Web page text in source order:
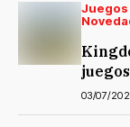
Juegos
03/07/